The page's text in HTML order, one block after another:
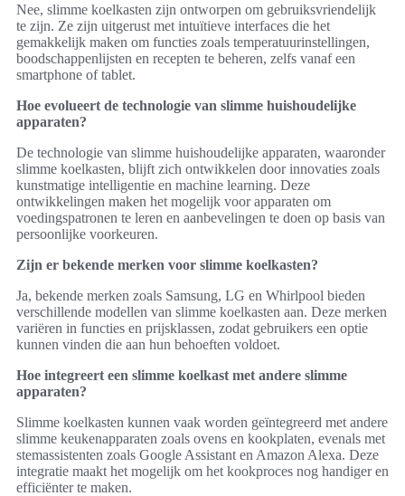
Nee, slimme koelkasten zijn ontworpen om gebruiksvriendelijk
te zijn. Ze zijn uitgerust met intuïtieve interfaces die het
gemakkelijk maken om functies zoals temperatuurinstellingen,
boodschappenlijsten en recepten te beheren, zelfs vanaf een
smartphone of tablet.
Hoe evolueert de technologie van slimme huishoudelijke
apparaten?
De technologie van slimme huishoudelijke apparaten, waaronder
slimme koelkasten, blijft zich ontwikkelen door innovaties zoals
kunstmatige intelligentie en machine learning. Deze
ontwikkelingen maken het mogelijk voor apparaten om
voedingspatronen te leren en aanbevelingen te doen op basis van
persoonlijke voorkeuren.
Zijn er bekende merken voor slimme koelkasten?
Ja, bekende merken zoals Samsung, LG en Whirlpool bieden
verschillende modellen van slimme koelkasten aan. Deze merken
variëren in functies en prijsklassen, zodat gebruikers een optie
kunnen vinden die aan hun behoeften voldoet.
Hoe integreert een slimme koelkast met andere slimme
apparaten?
Slimme koelkasten kunnen vaak worden geïntegreerd met andere
slimme keukenapparaten zoals ovens en kookplaten, evenals met
stemassistenten zoals Google Assistant en Amazon Alexa. Deze
integratie maakt het mogelijk om het kookproces nog handiger en
efficiënter te maken.